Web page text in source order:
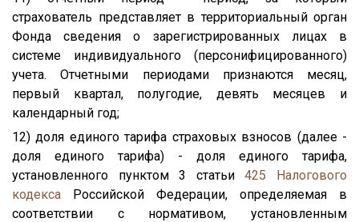
страхователь представляет в территориальный орган
Фонда сведения о зарегистрированных лицах в
системе индивидуального (персонифицированного)
учета. Отчетными периодами признаются месяц,
первый квартал, полугодие, девять месяцев и
календарный год;
12) доля единого тарифа страховых взносов (далее -
доля единого тарифа) - доля единого тарифа,
установленного пунктом 3 статьи425
Налогового
кодекса Российской Федерации, определяемая в
соответствии с нормативом, установленным